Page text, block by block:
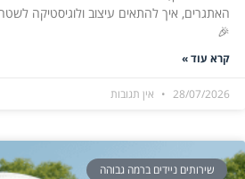
האתגרים, איך להתאים עיצוב ולוגיסטיקה
🎉
קרא עוד »
28/07/2026 אין תגובות
שירותים ניידים ברמה גבוהה